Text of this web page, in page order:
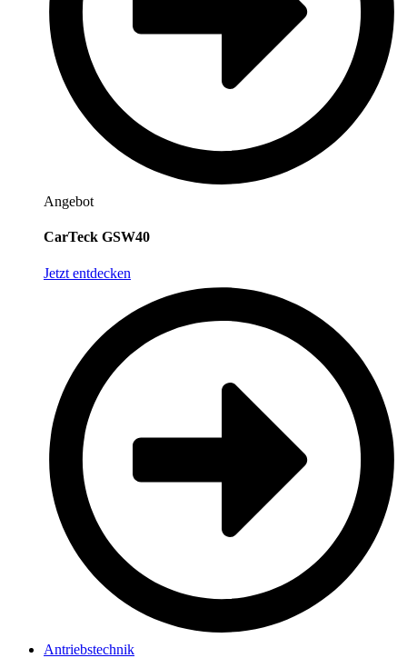
Angebot
CarTeck GSW40
Jetzt entdecken
Antriebstechnik